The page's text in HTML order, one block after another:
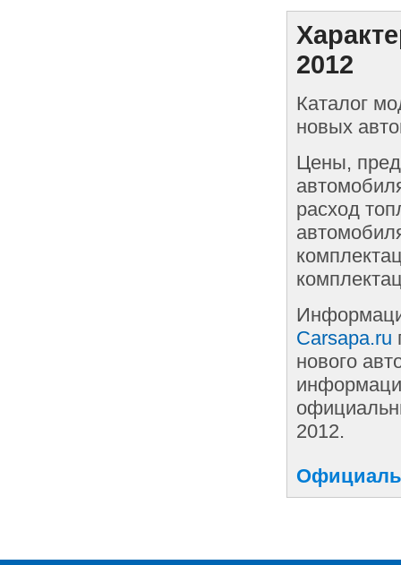
2012
Каталог
новых
Цены,
расход
Carsapa.ru
нового
2012.